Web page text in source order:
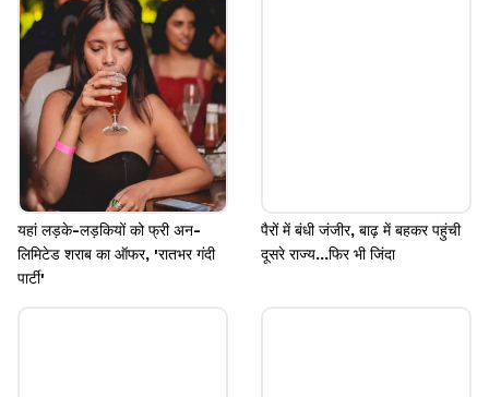
थीं। उन्होंने पढ़ाई में बीएससी, बीएलएलबी और एलएलएम किया है।
Image credits: social media
यहां लड़के-लड़कियों को फ्री अन-
लिमिटेड शराब का ऑफर, 'रातभर गंदी
पार्टी'
पैरों में बंधी जंजीर, बाढ़ में बहकर पहुंची
दूसरे राज्य...फिर भी जिंदा